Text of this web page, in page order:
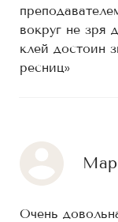
вокруг не зря
клей достоин
ресниц»
Очень